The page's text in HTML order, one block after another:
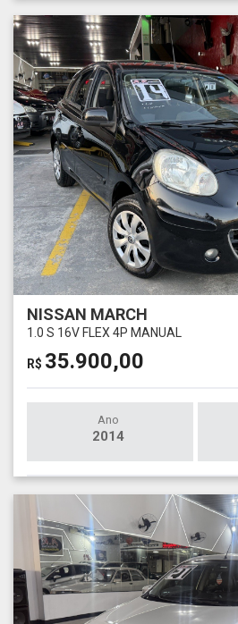
NISSAN MARCH
1.0 S 16V FLEX 4P MANUAL
R$ 35.900,00
Ano
2014